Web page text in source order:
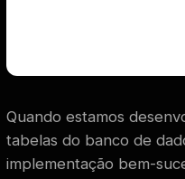
Quando estamos
tabelas do banco de
implementação bem-